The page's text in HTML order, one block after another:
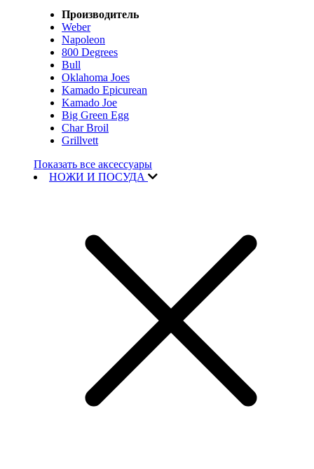
Производитель
Weber
Napoleon
800 Degrees
Bull
Oklahoma Joes
Kamado Epicurean
Kamado Joe
Big Green Egg
Char Broil
Grillvett
Показать все аксессуары
НОЖИ И ПОСУДА